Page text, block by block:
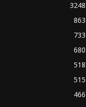
3248
863
733
680
518
515
466